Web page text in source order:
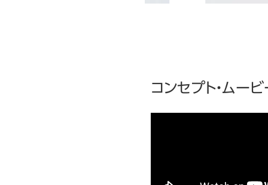
コンセプト・ムー